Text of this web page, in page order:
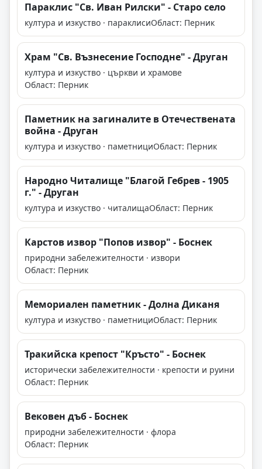
Параклис "Св. Иван Рилски" - Старо село
култура и изкуство · параклисиОбласт: Перник
Храм "Св. Възнесение Господне" - Друган
култура и изкуство · църкви и храмове
Област: Перник
Паметник на загиналите в Отечествената
война - Друган
култура и изкуство · паметнициОбласт: Перник
Народно Читалище "Благой Гебрев - 1905
г." - Друган
култура и изкуство · читалищаОбласт: Перник
Карстов извор "Попов извор" - Боснек
природни забележителности · извори
Област: Перник
Мемориален паметник - Долна Диканя
култура и изкуство · паметнициОбласт: Перник
Тракийска крепост "Кръсто" - Боснек
исторически забележителности · крепости и руини
Област: Перник
Вековен дъб - Боснек
природни забележителности · флора
Област: Перник